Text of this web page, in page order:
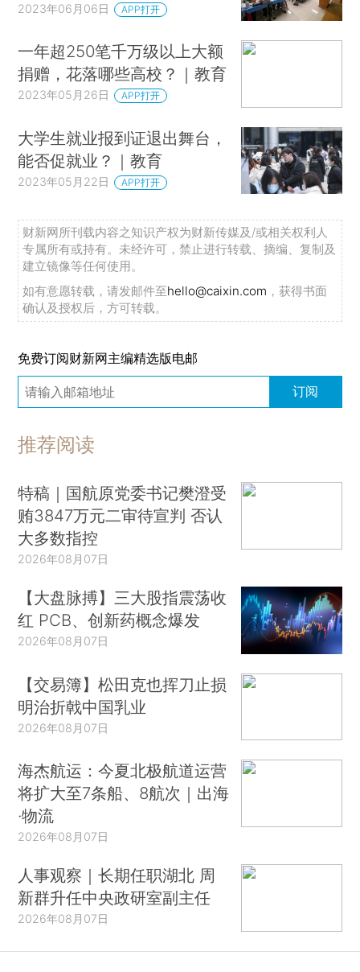
2023年06月06日 APP打开
一年超250笔千万级以上大额
捐赠，花落哪些高校？｜教育
2023年05月26日 APP打开
大学生就业报到证退出舞台，
能否促就业？｜教育
2023年05月22日 APP打开
财新网所刊载内容之知识产权为财新传媒及/或相关权利人
专属所有或持有。未经许可，禁止进行转载、摘编、复制及
建立镜像等任何使用。
如有意愿转载，请发邮件至hello@caixin.com ，获得书面
确认及授权后，方可转载。
免费订阅财新网主编精选版电邮
订阅
推荐阅读
特稿｜国航原党委书记樊澄受
贿3847万元二审待宣判 否认
大多数指控
2026年08月07日
【大盘脉搏】三大股指震荡收
红 PCB、创新药概念爆发
2026年08月07日
【交易簿】松田克也挥刀止损
明治折戟中国乳业
2026年08月07日
海杰航运：今夏北极航道运营
将扩大至7条船、8航次｜出海
·物流
2026年08月07日
人事观察｜长期任职湖北 周
新群升任中央政研室副主任
2026年08月07日